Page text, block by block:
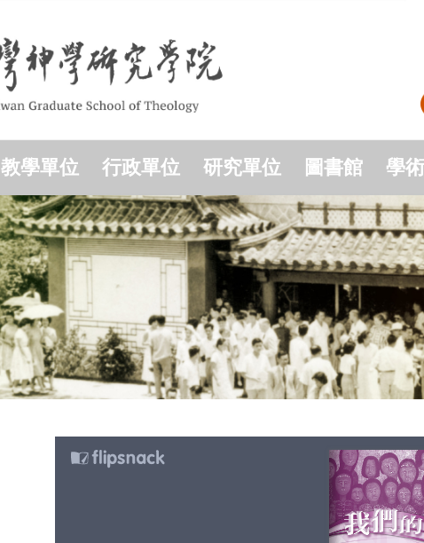
教學單位 行政單位 研究單位 圖書館 學